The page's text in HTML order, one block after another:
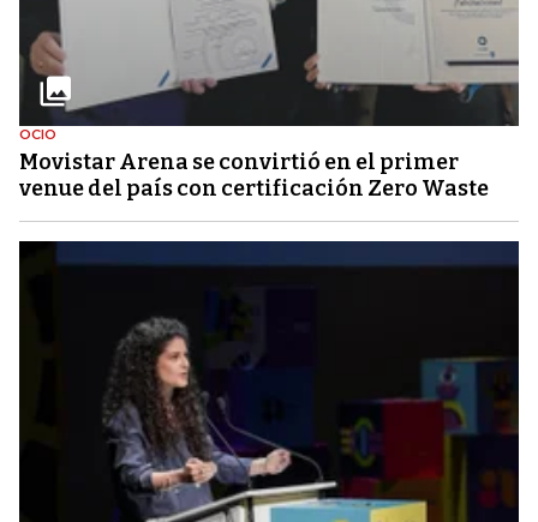
OCIO
Movistar Arena se convirtió en el primer
venue del país con certificación Zero Waste